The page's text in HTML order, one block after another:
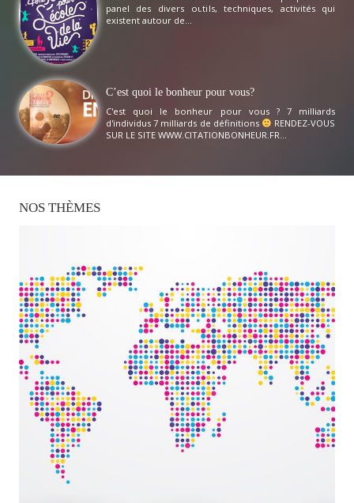
panel des divers outils, techniques, activités qui
existent autour de...
C’est quoi le bonheur pour vous?
C'est quoi le bonheur pour vous ? 7 milliards
d'individus 7 milliards de définitions
RENDEZ-VOUS
SUR LE SITE WWW.CITATIONBONHEUR.FR...
NOS THÈMES